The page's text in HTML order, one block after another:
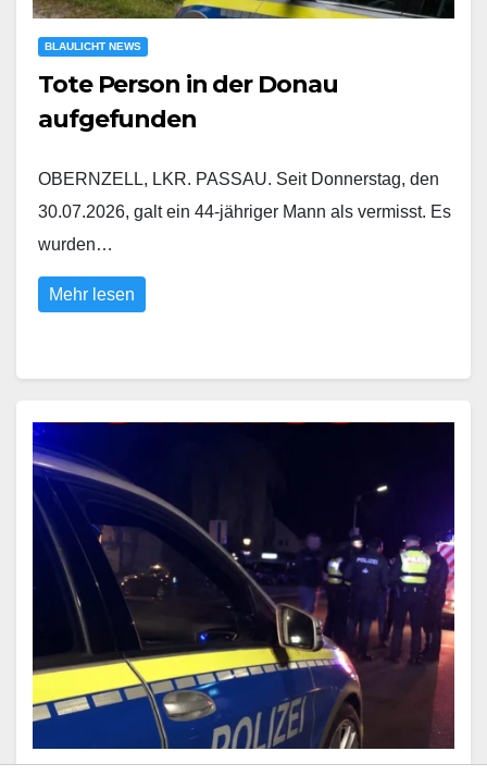
BLAULICHT NEWS
Tote Person in der Donau
aufgefunden
OBERNZELL, LKR. PASSAU. Seit Donnerstag, den
30.07.2026, galt ein 44-jähriger Mann als vermisst. Es
wurden…
Mehr lesen